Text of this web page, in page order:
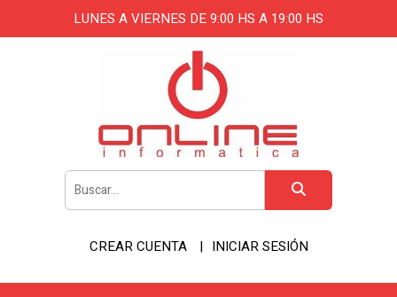
LUNES A VIERNES DE 9:00 HS A 19:00 HS
CREAR CUENTA INICIAR SESIÓN